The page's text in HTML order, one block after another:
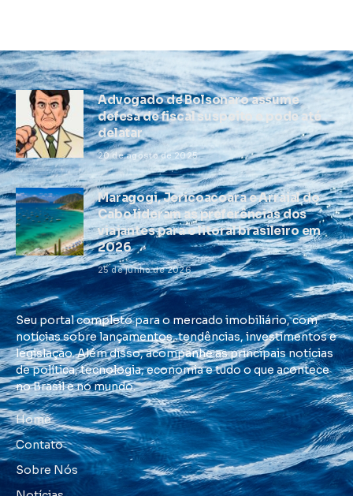
Advogado de Bolsonaro assume
defesa de fiscal suspeito e pode até
delatar
20 de agosto de 2025
Maragogi, Jericoacoara e Arraial do
Cabo lideram as preferências dos
viajantes para o litoral brasileiro em
2026
25 de junho de 2026
Seu portal completo para o mercado imobiliário, com
notícias sobre lançamentos, tendências, investimentos e
legislação. Além disso, acompanhe as principais notícias
de política, tecnologia, economia e tudo o que acontece
no Brasil e no mundo.
Home
Contato
Sobre Nós